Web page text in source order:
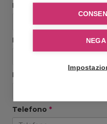
Ragione sociale*
Email
Ripeti Email
Telefono *